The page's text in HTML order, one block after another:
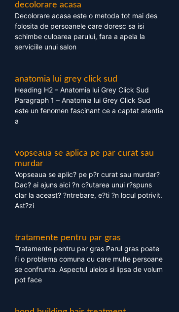
decolorare acasa
Decolorare acasa este o metoda tot mai des
folosita de persoanele care doresc sa isi
schimbe culoarea parului, fara a apela la
serviciile unui salon
anatomia lui grey click sud
Heading H2 – Anatomia lui Grey Click Sud
Paragraph 1 – Anatomia lui Grey Click Sud
este un fenomen fascinant ce a captat atentia
a
vopseaua se aplica pe par curat sau
murdar
Vopseaua se aplic? pe p?r curat sau murdar?
Dac? ai ajuns aici ?n c?utarea unui r?spuns
clar la aceast? ?ntrebare, e?ti ?n locul potrivit.
Ast?zi
tratamente pentru par gras
Tratamente pentru par gras Parul gras poate
fi o problema comuna cu care multe persoane
se confrunta. Aspectul uleios si lipsa de volum
pot face